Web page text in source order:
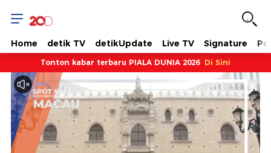
Home detik TV detikUpdate Live TV Signature
Tonton kabar terbaru PIALA DUNIA 2026 Di Sini